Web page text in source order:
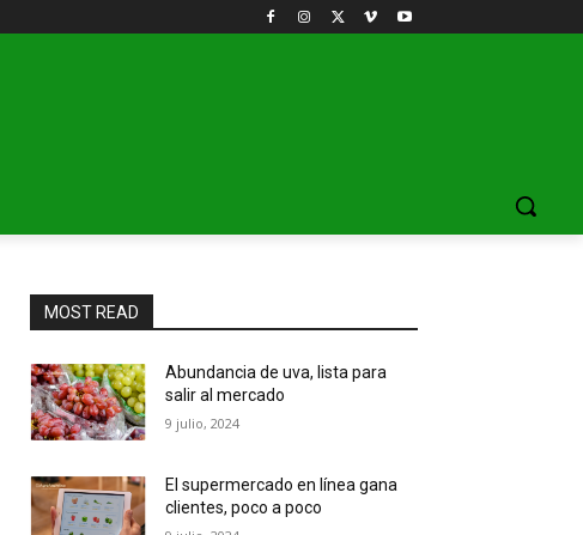
MOST READ
Abundancia de uva, lista para
salir al mercado
9 julio, 2024
El supermercado en línea gana
clientes, poco a poco